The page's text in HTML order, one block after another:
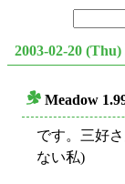
2003-02-20 (Thu)
Meadow
です。三好
ない私)